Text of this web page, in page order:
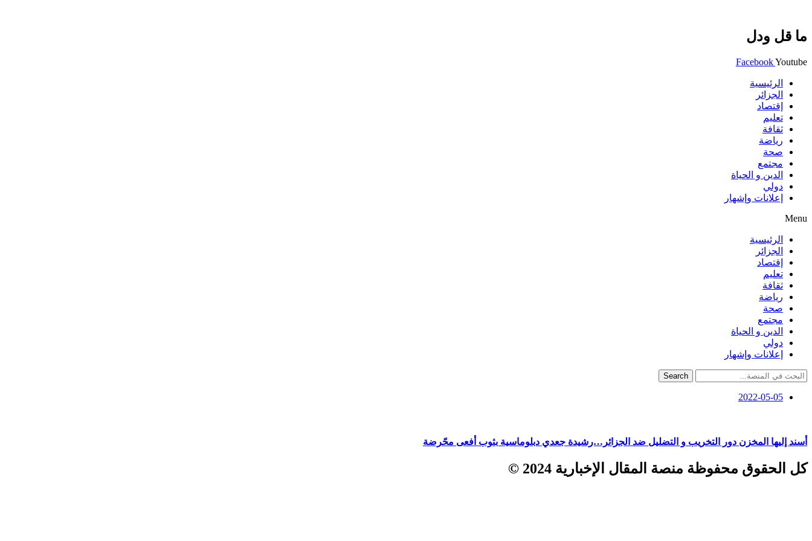
ما قل ودل
FacebookYoutube
الرئيسية
الجزائر
إقتصاد
تعليم
ثقافة
رياضة
صحة
مجتمع
الدين و الحياة
دولي
إعلانات وإشهار
Menu
الرئيسية
الجزائر
إقتصاد
تعليم
ثقافة
رياضة
صحة
مجتمع
الدين و الحياة
دولي
إعلانات وإشهار
Search
2022-05-05
أسند إليها المخزن دور التخريب و التضليل ضد الجزائر…رشيدة جعدي دبلوماسية بثوب أفعى محّرضة
كل الحقوق محفوظة منصة المقال الإخبارية 2024 ©